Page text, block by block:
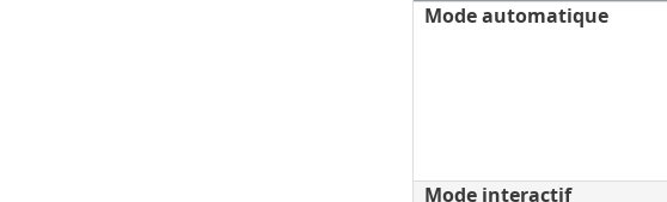
Mode automatique
Mode interactif